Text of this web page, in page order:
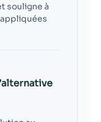
souligne à